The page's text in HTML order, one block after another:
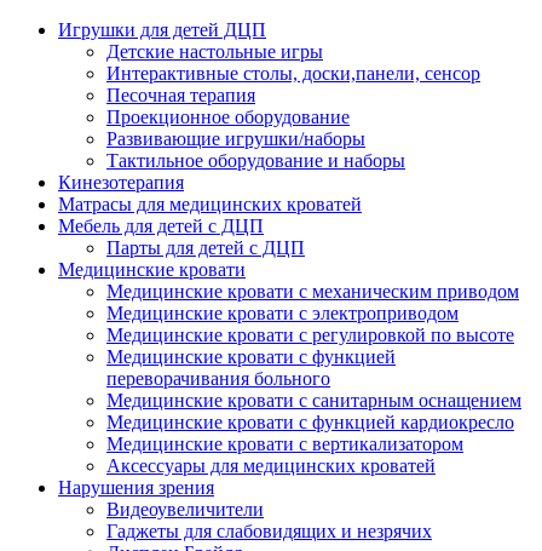
Игрушки для детей ДЦП
Детские настольные игры
Интерактивные столы, доски,панели, сенсор
Песочная терапия
Проекционное оборудование
Развивающие игрушки/наборы
Тактильное оборудование и наборы
Кинезотерапия
Матрасы для медицинских кроватей
Мебель для детей с ДЦП
Парты для детей с ДЦП
Медицинские кровати
Медицинские кровати с механическим приводом
Медицинские кровати с электроприводом
Медицинские кровати с регулировкой по высоте
Медицинские кровати с функцией
переворачивания больного
Медицинские кровати с санитарным оснащением
Медицинские кровати с функцией кардиокресло
Медицинские кровати с вертикализатором
Аксессуары для медицинских кроватей
Нарушения зрения
Видеоувеличители
Гаджеты для слабовидящих и незрячих